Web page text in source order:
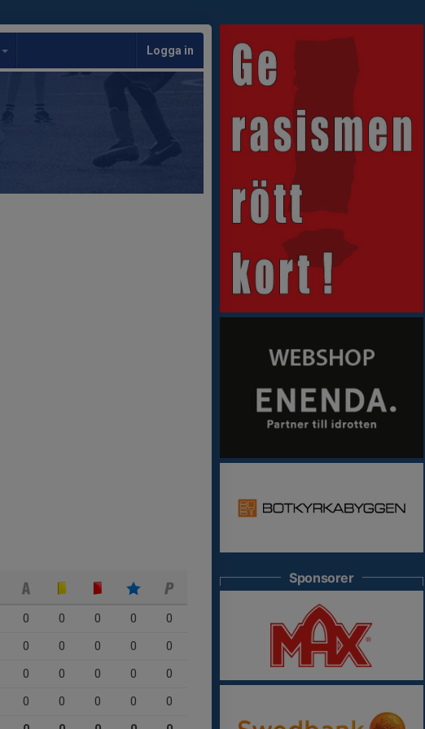
Logga in
0 0 0 0
0
0 0 0 0
0
0 0 0 0
0
0 0 0 0
0
Sponsorer